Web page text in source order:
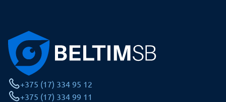
+375 (17) 334 95 12
+375 (17) 334 99 11